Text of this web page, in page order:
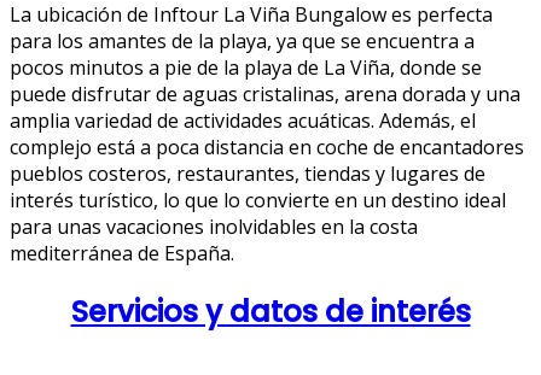
La ubicación de Inftour La Viña Bungalow es perfecta
para los amantes de la playa, ya que se encuentra a
pocos minutos a pie de la playa de La Viña, donde se
puede disfrutar de aguas cristalinas, arena dorada y una
amplia variedad de actividades acuáticas. Además, el
complejo está a poca distancia en coche de encantadores
pueblos costeros, restaurantes, tiendas y lugares de
interés turístico, lo que lo convierte en un destino ideal
para unas vacaciones inolvidables en la costa
mediterránea de España.
Servicios y datos de interés